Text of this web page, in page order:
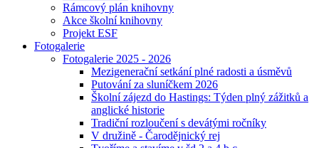
Rámcový plán knihovny
Akce školní knihovny
Projekt ESF
Fotogalerie
Fotogalerie 2025 - 2026
Mezigenerační setkání plné radosti a úsměvů
Putování za sluníčkem 2026
Školní zájezd do Hastings: Týden plný zážitků a
anglické historie
Tradiční rozloučení s devátými ročníky
V družině - Čarodějnický rej